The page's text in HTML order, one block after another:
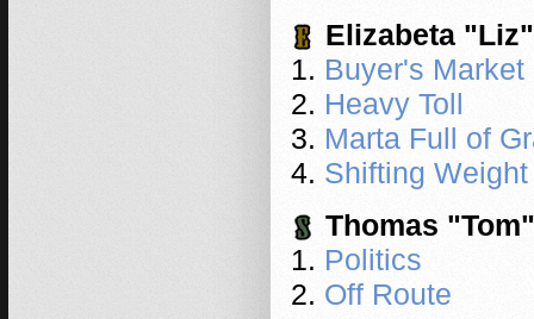
Elizabeta
Buyer's Market
Heavy Toll
Marta Full of
Shifting Weight
Thomas
Politics
Off Route